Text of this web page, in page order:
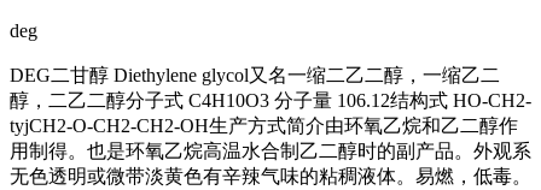
deg
DEG二甘醇 Diethylene glycol又名一缩二乙二醇，一缩乙二
醇，二乙二醇分子式 C4H10O3 分子量 106.12结构式 HO-CH2-
tyjCH2-O-CH2-CH2-OH生产方式简介由环氧乙烷和乙二醇作
用制得。也是环氧乙烷高温水合制乙二醇时的副产品。外观系
无色透明或微带淡黄色有辛辣气味的粘稠液体。易燃，低毒。